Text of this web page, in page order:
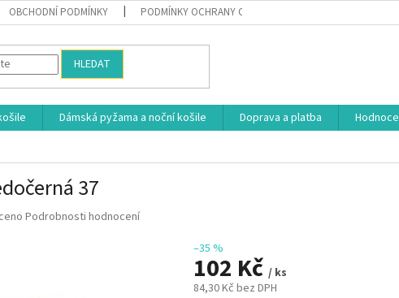
OBCHODNÍ PODMÍNKY PODMÍNKY OCHRANY OSOBNÍCH ÚDAJŮ
HLEDAT
Dámská pyžama a noční košile Doprava a platba
37
Podrobnosti hodnocení
–35 %
102 Kč / ks
84,30 Kč bez DPH